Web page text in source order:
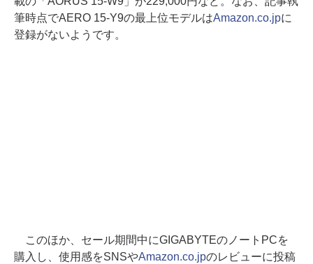
筆時点でAERO 15-Y9の最上位モデルはAmazon.co.jpに
登録がないようです。
このほか、セール期間中にGIGABYTEのノートPCを
購入し、使用感をSNSやAmazon.co.jpのレビューに投稿